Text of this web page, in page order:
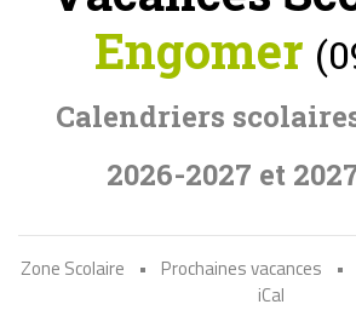
Engomer
Calendriers
2026-2027 et
Zone Scolaire • Prochaines vacances •
iCal